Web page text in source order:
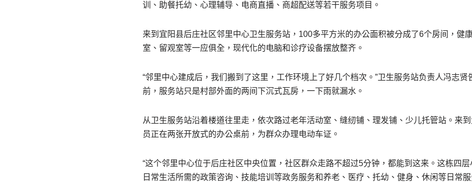
训、助餐托幼、心理辅导、电商直播、商超配送等若干服务项目。
来到宜阳县后庄社区邻里中心卫生服务站，100多平方米的办公面积被分成了6个房间，健
室、留观室等一应俱全，现代化的电脑和诊疗设备摆放整齐。
“邻里中心建成后，我们搬到了这里，工作环境上了好几个档次。”卫生服务站负责人冯志贤
前，服务站只是村部外面的两间下沉式瓦房，一下雨就漏水。
从卫生服务站沿着楼道往里走，依次路过老年活动室、缝纫铺、理发铺、少儿托管站。来
员正在两张开放式的办公桌前，为群众办理电动车证。
“这个邻里中心位于后庄社区中央位置，社区群众走路不超过5分钟，都能到这来。这栋四
日常生活所需的政策咨询、技能培训等政务服务和养老、医疗、托幼、健身、休闲等日常